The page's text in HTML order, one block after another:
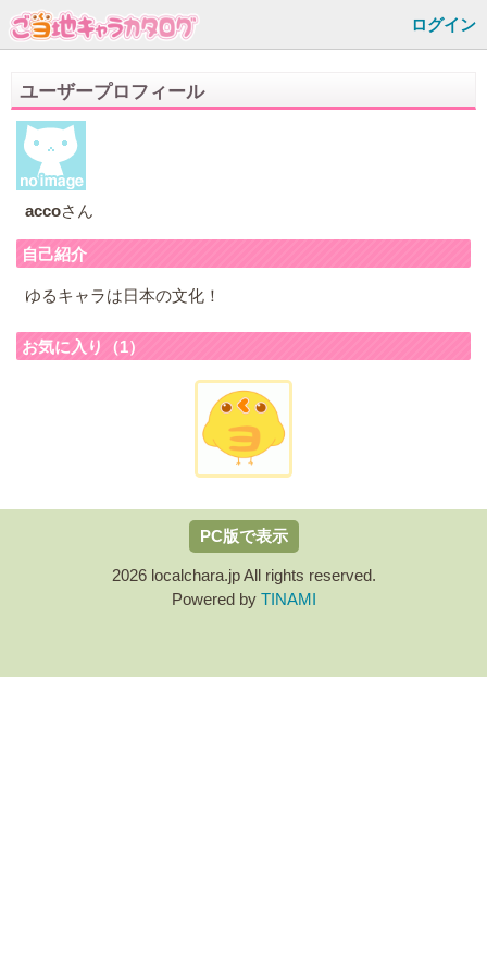
ログイン
ユーザープロフィール
accoさん
自己紹介
ゆるキャラは日本の文化！
お気に入り（1）
PC版で表示
2026 localchara.jp All rights reserved.
Powered by TINAMI